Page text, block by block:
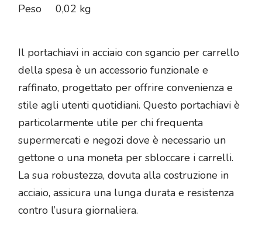
Peso
0,02 kg
Il portachiavi in acciaio con sgancio per carrello
della spesa è un accessorio funzionale e
raffinato, progettato per offrire convenienza e
stile agli utenti quotidiani. Questo portachiavi è
particolarmente utile per chi frequenta
supermercati e negozi dove è necessario un
gettone o una moneta per sbloccare i carrelli.
La sua robustezza, dovuta alla costruzione in
acciaio, assicura una lunga durata e resistenza
contro l’usura giornaliera.